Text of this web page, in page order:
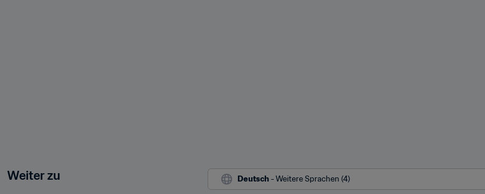
Weiter zu Deutsch - Weitere Sprachen (4)